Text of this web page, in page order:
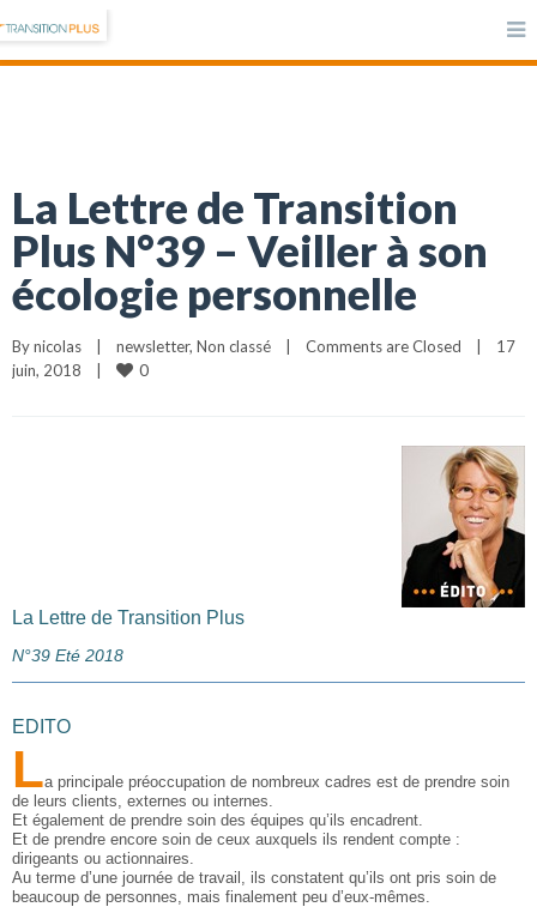
La Lettre de Transition
Plus N°39 – Veiller à son
écologie personnelle
By nicolas newsletter, Non classé Comments are Closed
17
juin, 2018
0
La Lettre de Transition Plus
N°39 Eté 2018
EDITO
La principale préoccupation de nombreux cadres est de prendre soin
de leurs clients, externes ou internes.
Et également de prendre soin des équipes qu’ils encadrent.
Et de prendre encore soin de ceux auxquels ils rendent compte :
dirigeants ou actionnaires.
Au terme d’une journée de travail, ils constatent qu’ils ont pris soin de
beaucoup de personnes, mais finalement peu d’eux-mêmes.